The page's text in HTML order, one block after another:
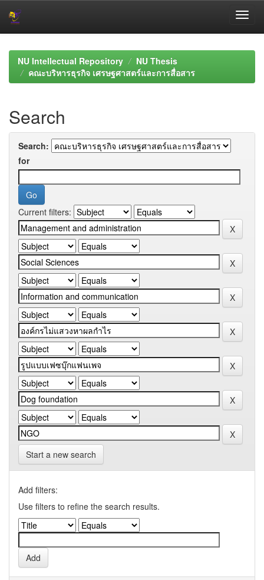
navigationNU Intellectual Repository
NU Thesis
คณะบริหารธุรกิจ เศรษฐศาสตร์และการสื่อสาร
Search
Search:
for
Current filters:
Start a new search
Add filters:
Use filters to refine the search results.